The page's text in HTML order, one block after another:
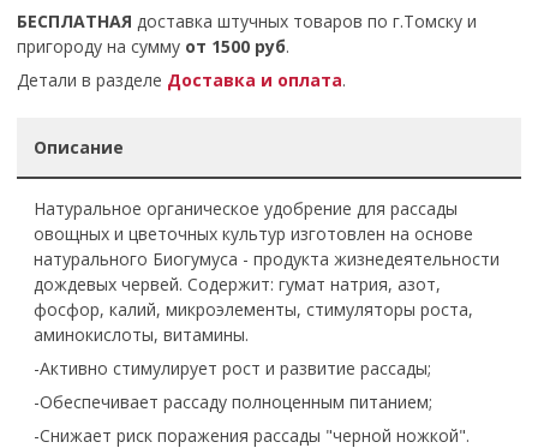
БЕСПЛАТНАЯ доставка штучных товаров по г.Томску и
пригороду на сумму от 1500 руб.
Детали в разделе Доставка и оплата.
Описание
Натуральное органическое удобрение для рассады
овощных и цветочных культур изготовлен на основе
натурального Биогумуса - продукта жизнедеятельности
дождевых червей. Содержит: гумат натрия, азот,
фосфор, калий, микроэлементы, стимуляторы роста,
аминокислоты, витамины.
-Активно стимулирует рост и развитие рассады;
-Обеспечивает рассаду полноценным питанием;
-Снижает риск поражения рассады "черной ножкой".